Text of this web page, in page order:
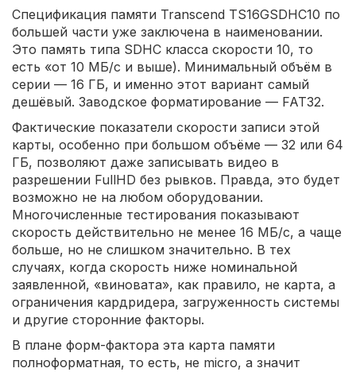
Спецификация памяти Transcend TS16GSDHC10 по
большей части уже заключена в наименовании.
Это память типа SDHC класса скорости 10, то
есть «от 10 МБ/с и выше). Минимальный объём в
серии — 16 ГБ, и именно этот вариант самый
дешёвый. Заводское форматирование — FAT32.
Фактические показатели скорости записи этой
карты, особенно при большом объёме — 32 или 64
ГБ, позволяют даже записывать видео в
разрешении FullHD без рывков. Правда, это будет
возможно не на любом оборудовании.
Многочисленные тестирования показывают
скорость действительно не менее 16 МБ/с, а чаще
больше, но не слишком значительно. В тех
случаях, когда скорость ниже номинальной
заявленной, «виновата», как правило, не карта, а
ограничения кардридера, загруженность системы
и другие сторонние факторы.
В плане форм-фактора эта карта памяти
полноформатная, то есть, не micro, а значит